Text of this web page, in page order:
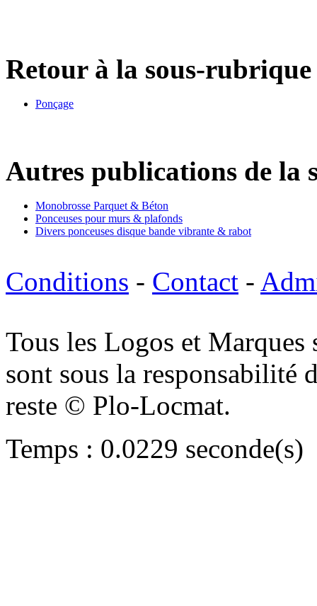
Retour à la sous-
Ponçage
Autres publications de la
Monobrosse Parquet & Béton
Ponceuses pour murs & plafonds
Divers ponceuses disque bande vibrante & rabot
Conditions - Contact -
Tous les Logos et Marques
sont sous la responsabilité
reste © Plo-Locmat.
Temps : 0.0229 seconde(s)